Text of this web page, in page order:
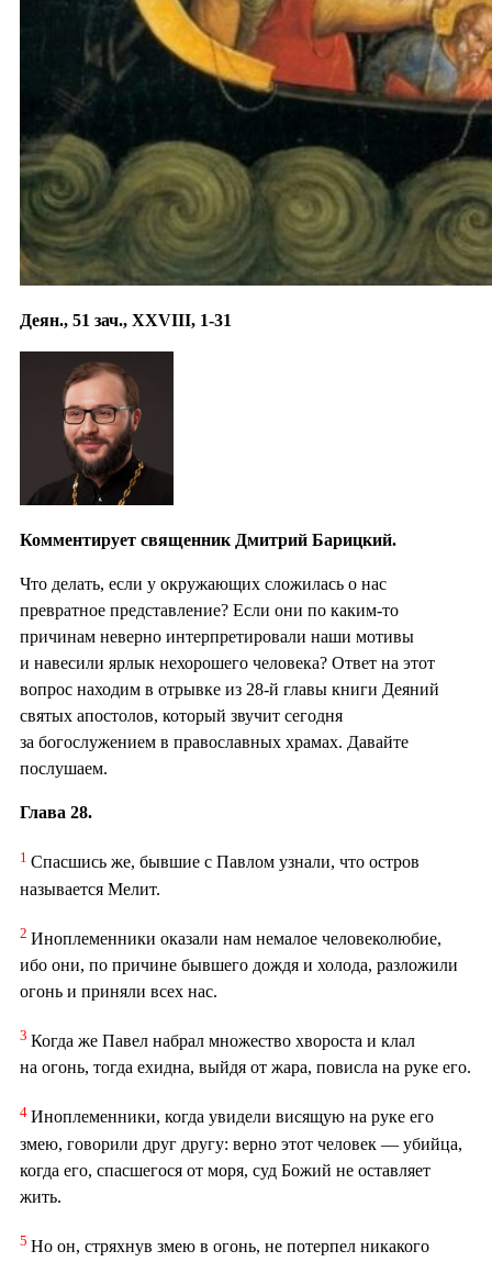
Деян., 51 зач., XXVIII, 1-31
Комментирует священник Дмитрий Барицкий.
Что делать, если у окружающих сложилась о нас
превратное представление? Если они по каким-то
причинам неверно интерпретировали наши мотивы
и навесили ярлык нехорошего человека? Ответ на этот
вопрос находим в отрывке из 28-й главы книги Деяний
святых апостолов, который звучит сегодня
за богослужением в православных храмах. Давайте
послушаем.
Глава 28.
1 Спасшись же, бывшие с Павлом узнали, что остров
называется Мелит.
2 Иноплеменники оказали нам немалое человеколюбие,
ибо они, по причине бывшего дождя и холода, разложили
огонь и приняли всех нас.
3 Когда же Павел набрал множество хвороста и клал
на огонь, тогда ехидна, выйдя от жара, повисла на руке его.
4 Иноплеменники, когда увидели висящую на руке его
змею, говорили друг другу: верно этот человек — убийца,
когда его, спасшегося от моря, суд Божий не оставляет
жить.
5 Но он, стряхнув змею в огонь, не потерпел никакого